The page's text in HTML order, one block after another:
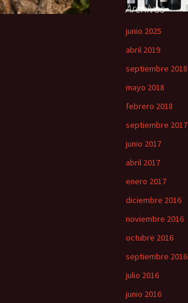
Archivos
junio 2025
abril 2019
septiembre 2018
mayo 2018
febrero 2018
septiembre 2017
junio 2017
abril 2017
enero 2017
diciembre 2016
noviembre 2016
octubre 2016
septiembre 2016
julio 2016
junio 2016